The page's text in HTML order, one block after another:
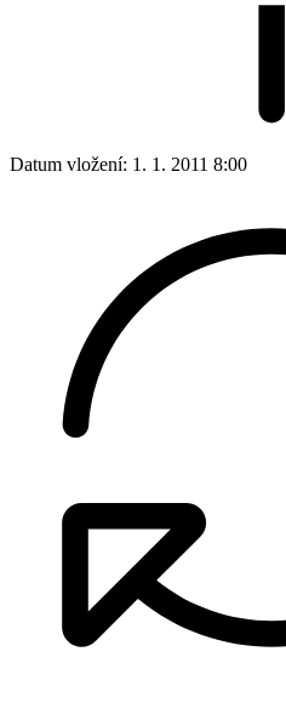
Datum vložení: 1. 1. 2011 8:00